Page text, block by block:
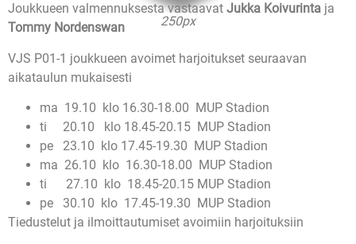
250px
Joukkueen valmennuksesta vastaavat Jukka Koivurinta ja
Tommy Nordenswan
VJS P01-1 joukkueen avoimet harjoitukset seuraavan
aikataulun mukaisesti
ma 19.10 klo 16.30-18.00 MUP Stadion
ti 20.10 klo 18.45-20.15 MUP Stadion
pe 23.10 klo 17.45-19.30 MUP Stadion
ma 26.10 klo 16.30-18.00 MUP Stadion
ti 27.10 klo 18.45-20.15 MUP Stadion
pe 30.10 klo 17.45-19.30 MUP Stadion
Tiedustelut ja ilmoittautumiset avoimiin harjoituksiin